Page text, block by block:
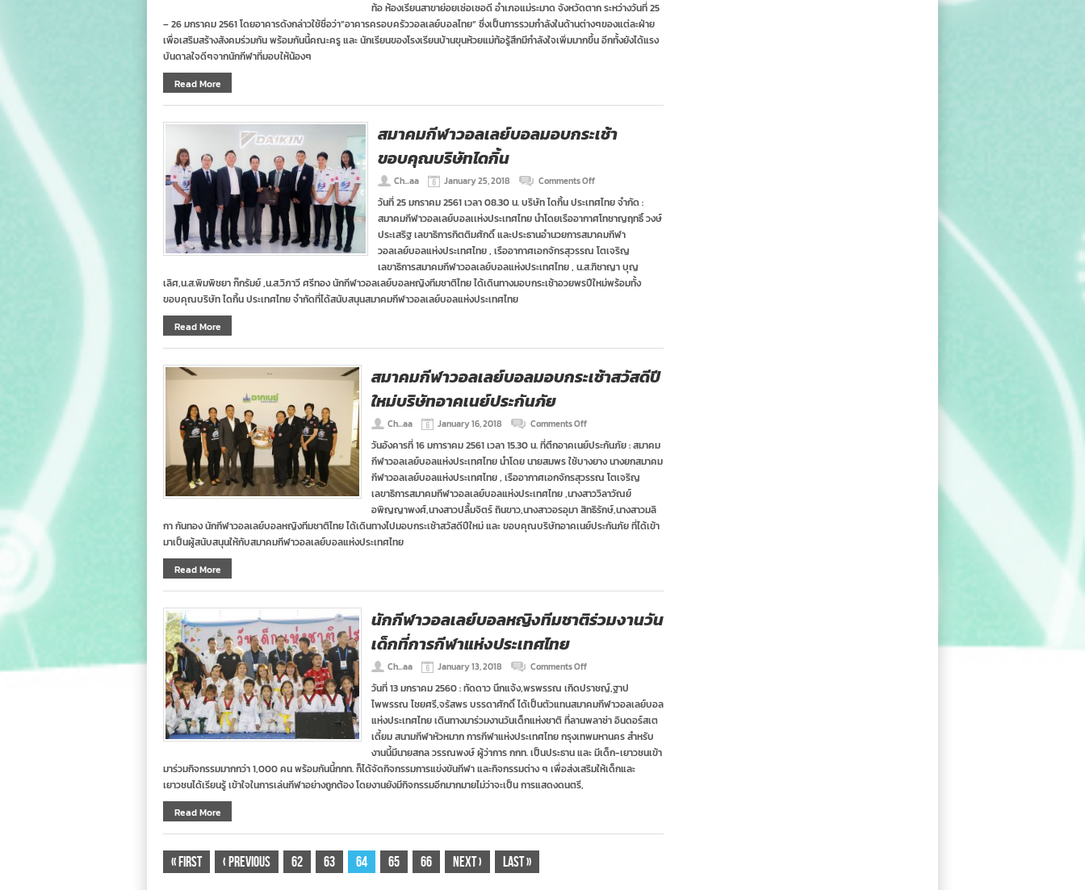
นักกีฬา
ทีม
ชาติ
อาคาร
ให้
กับ
ท้อ ห้องเรียนสาขาย่อยเซ่อเซอดี อำเภอแม่ระมาด จังหวัดตาก ระหว่างวันที่ 25
– 26 มกราคม 2561 โดยอาคารดังกล่าวใช้ชื่อว่า”อาคารครอบครัววอลเลย์บอลไทย” ซึ่งเป็นการรวมกำลังในด้านต่างๆของแต่ละฝ่าย
เพื่อเสริมสร้างสังคมร่วมกัน พร้อมกันนี้คณะครู และ นักเรียนของโรงเรียนบ้านขุนห้วยแม่ท้อรู้สึกมีกำลังใจเพิ่มมากขึ้น อีกทั้งยังได้แรง
บันดาลใจดีๆจากนักกีฬาที่มอบให้น้องๆ
Read More
สมาคมกีฬาวอลเลย์บอลมอบกระเช้า
ขอบคุณบริษัทไดกิ้น
Ch...aa January 25, 2018 Comments Offon
กีฬา
วอลเลย์บอล
มอบ
กระเช้า
ขอบคุณ
บริษัท
ได
วันที่ 25 มกราคม 2561 เวลา 08.30 น. บริษัท ไดกิ้น ประเทศไทย จำกัด :
สมาคมกีฬาวอลเลย์บอลเเห่งประเทศไทย นำโดยเรืออากาศโทชาญฤทธิ์ วงษ์
ประเสริฐ เลขาธิการกิตติมศักดิ์ และประธานอำนวยการสมาคมกีฬา
วอลเลย์บอลแห่งประเทศไทย , เรืออากาศเอกจักรสุวรรณ โตเจริญ
เลขาธิการสมาคมกีฬาวอลเลย์บอลแห่งประเทศไทย , น.ส.ฑิชาญา บุญ
เลิศ,น.ส.พิมพิชยา ก๊กรัมย์ ,น.ส.วิภาวี ศรีทอง นักกีฬาวอลเลย์บอลหญิงทีมชาติไทย ได้เดินทางมอบกระเช้าอวยพรปีใหม่พร้อมทั้ง
ขอบคุณบริษัท ไดกิ้น ประเทศไทย จำกัดที่ได้สนับสนุนสมาคมกีฬาวอลเลย์บอลแห่งประเทศไทย
Read More
สมาคมกีฬาวอลเลย์บอลมอบกระเช้าสวัสดีปี
ใหม่บริษัทอาคเนย์ประกันภัย
Ch...aa January 16, 2018 Comments Offon
กีฬา
วอลเลย์บอล
มอบ
สวัสดี
ปี
ใหม่
วันอังคารที่ 16 มการาคม 2561 เวลา 15.30 น. ที่ตึกอาคเนย์ประกันภัย : สมาคม
กีฬาวอลเลย์บอลแห่งประเทศไทย นำโดย นายสมพร ใช้บางยาง นางยกสมาคม
กีฬาวอลเลย์บอลแห่งประเทศไทย , เรืออากาศเอกจักรสุวรรณ โตเจริญ
เลขาธิการสมาคมกีฬาวอลเลย์บอลแห่งประเทศไทย ,นางสาววิลาวัณย์
อพิญญาพงศ์,นางสาวปลื้มจิตร์ ถินขาว,นางสาวอรอุมา สิทธิรักษ์,นางสาวมลิ
กา กันทอง นักกีฬาวอลเลย์บอลหญิงทีมชาติไทย ได้เดินทางไปมอบกระเช้าสวัสดีปีใหม่ และ ขอบคุณบริษัทอาคเนย์ประกันภัย ที่ได้เข้า
มาเป็นผู้สนับสนุนให้กับสมาคมกีฬาวอลเลย์บอลแห่งประเทศไทย
Read More
นักกีฬาวอลเลย์บอลหญิงทีมชาติร่วมงานวัน
เด็กที่การกีฬาแห่งประเทศไทย
Ch...aa January 13, 2018 Comments Offon
วอลเลย์บอล
หญิง
ทีม
ร่วม
งาน
วัน
แห่ง
วันที่ 13 มกราคม 2560 : ทัดดาว นึกแจ้ง,พรพรรณ เกิดปราชญ์,ฐาป
ไพพรรณ ไชยศรี,จรัสพร บรรดาศักดิ์ ได้เป็นตัวแทนสมาคมกีฬาวอลเลย์บอล
แห่งประเทศไทย เดินทางมาร่วมงานวันเด็กแห่งชาติ ที่ลานพลาซ่า อินดอร์สเต
เดี้ยม สนามกีฬาหัวหมาก การกีฬาแห่งประเทศไทย กรุงเทพมหานคร สำหรับ
งานนี้มีนายสกล วรรณพงษ์ ผู้ว่าการ กกท. เป็นประธาน และ มีเด็ก-เยาวชนเข้า
มาร่วมกิจกรรมมากกว่า 1,000 คน พร้อมกันนี้กกท. ก็ได้จัดกิจกรรมการแข่งขันกีฬา และกิจกรรมต่าง ๆ เพื่อส่งเสริมให้เด็กและ
เยาวชนได้เรียนรู้ เข้าใจในการเล่นกีฬาอย่างถูกต้อง โดยงานยังมีกิจกรรมอีกมากมายไม่ว่าจะเป็น การแสดงดนตรี,
Read More
« First ‹ Previous 62 63 64 65 66 Next› Last»